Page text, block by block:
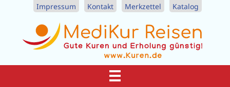
Impressum Kontakt Merkzettel Katalog